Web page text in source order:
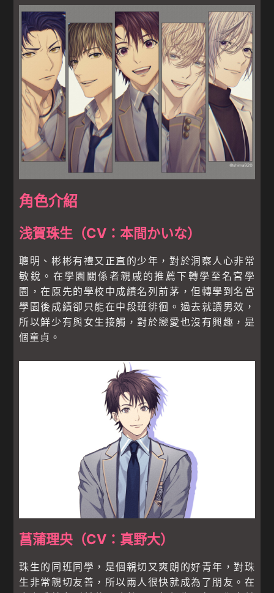
角色介紹
浅賀珠生（CV：本間かいな）
聰明、彬彬有禮又正直的少年，對於洞察人心非常
敏銳。在學園關係者親戚的推薦下轉學至名宮學
園，在原先的學校中成績名列前茅，但轉學到名宮
學園後成績卻只能在中段班徘徊。過去就讀男效，
所以鮮少有與女生接觸，對於戀愛也沒有興趣，是
個童貞。
菖蒲理央（CV：真野大）
珠生的同班同學，是個親切又爽朗的好青年，對珠
生非常親切友善，所以兩人很快就成為了朋友。在